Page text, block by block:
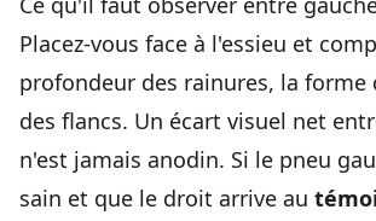
Placez-vous face à l'essieu et
profondeur des rainures, la forme
des flancs. Un écart visuel net
n'est jamais anodin. Si le pneu
sain et que le droit arrive au